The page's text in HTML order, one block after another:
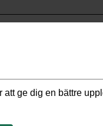
/Daglig
att ge dig en bättre